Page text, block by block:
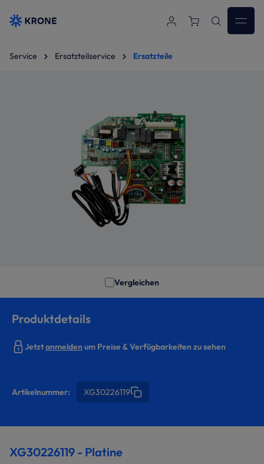
Zum Hauptinhalt springen
Service Ersatzteilservice Ersatzteile
Vergleichen
Produktdetails
Jetztanmeldenum Preise & Verfügbarkeiten zu sehen
Artikelnummer: XG30226119
XG30226119 - Platine